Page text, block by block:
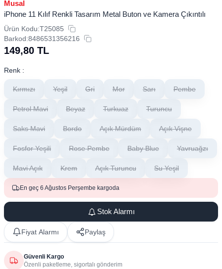
Musal
iPhone 11 Kılıf Renkli Tasarım Metal Buton ve Kamera Çıkıntılı
Ürün Kodu:T25085
Barkod:8486531356216
149,80 TL
Renk :
Kırmızı Yeşil Gri Mor Sarı Pembe
Petrol Mavi Beyaz Turkuaz Turuncu
Saks Mavi Bordo Açık Mürdüm Açık Vişne
Fosfor Yeşili Rose Pembe Baby Blue Yavruağzı
Mavi Açık Krem Açık Turuncu Su Yeşil
En geç 6 Ağustos Perşembe kargoda
Stok Alarmı
Fiyat Alarmı Paylaş
Güvenli Kargo
Özenli paketleme, sigortalı gönderim